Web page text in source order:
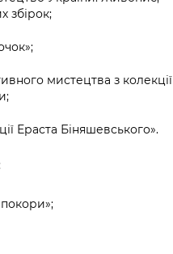
збірок;
мистецтва з колекції
Ераста Біняшевського».